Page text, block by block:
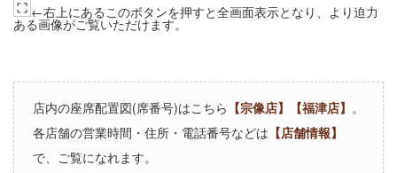
←右上にあるこのボタンを押すと全画面表示となり、より迫力
ある画像がご覧いただけます。
店内の座席配置図(席番号)はこちら 【宗像店】 【福津店】 。
各店舗の営業時間・住所・電話番号などは 【店舗情報】
で、ご覧になれます。